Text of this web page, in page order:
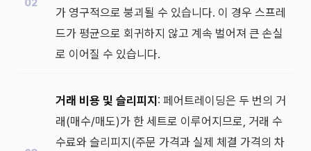
가 영구적으로 붕괴될 수 있습니다. 이 경우 스프레
드가 평균으로 회귀하지 않고 계속 벌어져 큰 손실
로 이어질 수 있습니다.
거래 비용 및 슬리피지 : 페어트레이딩은 두 번의 거
래(매수/매도)가 한 세트로 이루어지므로, 거래 수
수료와 슬리피지(주문 가격과 실제 체결 가격의 차